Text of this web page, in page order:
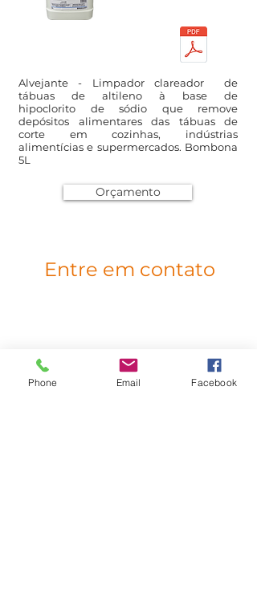
Alvejante - Limpador clareador de
tábuas de altileno à base de
hipoclorito de sódio que remove
depósitos alimentares das tábuas de
corte em cozinhas, indústrias
alimentícias e supermercados. Bombona
5L
Orçamento
Entre em contato
bmv@bmvdistribuidora.com.br
(51) 3382-1300
Phone Email Facebook